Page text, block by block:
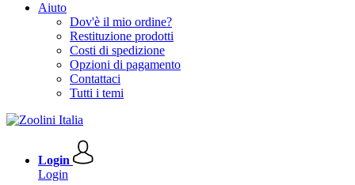
Aiuto
Dov'è il mio ordine?
Restituzione prodotti
Costi di spedizione
Opzioni di pagamento
Contattaci
Tutti i temi
Login
Login